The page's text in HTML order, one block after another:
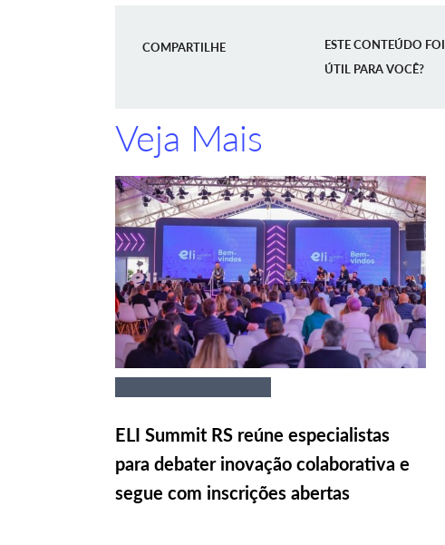
COMPARTILHE
ESTE CONTEÚDO FOI
ÚTIL PARA VOCÊ?
Veja Mais
ELI Summit RS reúne especialistas
para debater inovação colaborativa e
segue com inscrições abertas